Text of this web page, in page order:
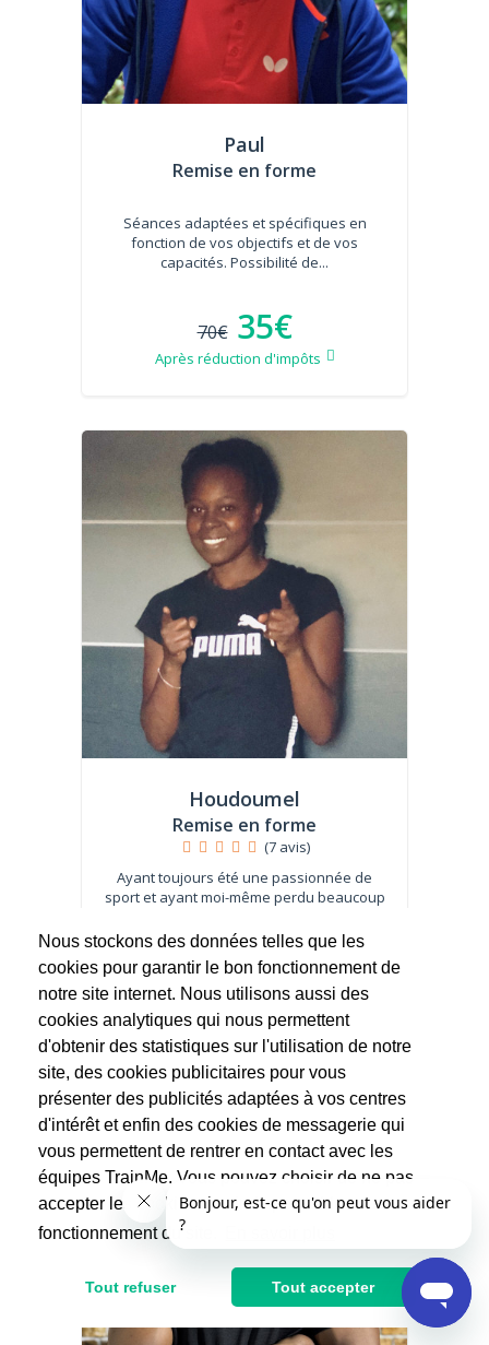
Paul
Remise en forme
Séances adaptées et spécifiques en
fonction de vos objectifs et de vos
capacités. Possibilité de...
70€ 35€
Après réduction d'impôts
Houdoumel
Remise en forme
(7 avis)
Ayant toujours été une passionnée de
sport et ayant moi-même perdu beaucoup
60€
Nous stockons des données telles que les
cookies pour garantir le bon fonctionnement de
notre site internet. Nous utilisons aussi des
cookies analytiques qui nous permettent
d'obtenir des statistiques sur l'utilisation de notre
site, des cookies publicitaires pour vous
présenter des publicités adaptées à vos centres
d'intérêt et enfin des cookies de messagerie qui
vous permettent de rentrer en contact avec les
équipes TrainMe. Vous pouvez choisir de ne pas
accepter les cookies non indispensables au
fonctionnement du site.
Tout refuser Tout accepter